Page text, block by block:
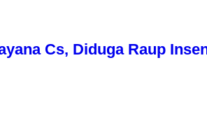
Cs, Diduga Raup